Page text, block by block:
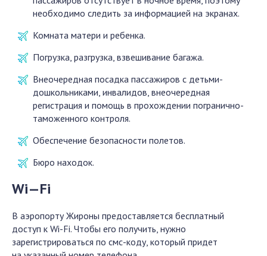
необходимо следить за информацией на экранах.
Комната матери и ребенка.
Погрузка, разгрузка, взвешивание багажа.
Внеочередная посадка пассажиров с детьми-
дошкольниками, инвалидов, внеочередная
регистрация и помощь в прохождении погранично-
таможенного контроля.
Обеспечение безопасности полетов.
Бюро находок.
Wi—Fi
В аэропорту Жироны предоставляется бесплатный
доступ к Wi-Fi. Чтобы его получить, нужно
зарегистрироваться по смс-коду, который придет